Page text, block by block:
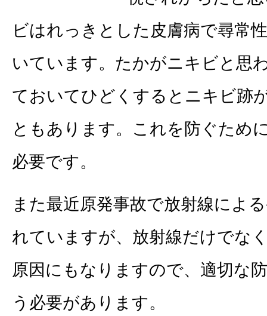
ビはれっきとした皮膚病で尋常
いています。たかがニキビと思
ておいてひどくするとニキビ跡
ともあります。これを防ぐため
必要です。
また最近原発事故で放射線によ
れていますが、放射線だけでな
原因にもなりますので、適切な
う必要があります。